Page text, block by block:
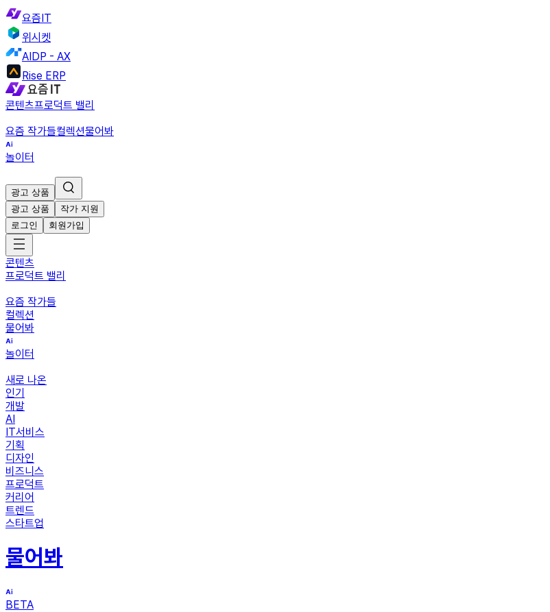
요즘IT
위시켓
AIDP - AX
Rise ERP
콘텐츠프로덕트 밸리
요즘 작가들컬렉션물어봐
놀이터
광고 상품
광고 상품
작가 지원
로그인
회원가입
콘텐츠
프로덕트 밸리
요즘 작가들
컬렉션
물어봐
놀이터
새로 나온
인기
개발
AI
IT서비스
기획
디자인
비즈니스
프로덕트
커리어
트렌드
스타트업
물어봐
BETA